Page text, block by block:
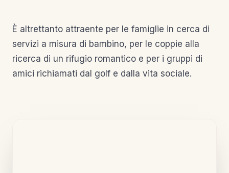
È altrettanto attraente per le famiglie in cerca di
servizi a misura di bambino, per le coppie alla
ricerca di un rifugio romantico e per i gruppi di
amici richiamati dal golf e dalla vita sociale.